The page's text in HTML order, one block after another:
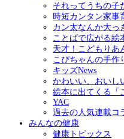
それってうちの子
時短カンタン家事
カン太なんか大っ
ことばで広がる絵
天才！こどもりあ
こぴちゃんの手作
キッズNews
かわいい、おいし
絵本に出てくる「
YAC
過去の人気連載コ
みんなの健康
健康トピックス